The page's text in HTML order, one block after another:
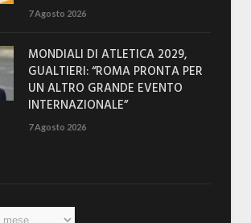
7 Agosto 2026
MONDIALI DI ATLETICA 2029,
GUALTIERI: “ROMA PRONTA PER
UN ALTRO GRANDE EVENTO
INTERNAZIONALE”
7 Agosto 2026